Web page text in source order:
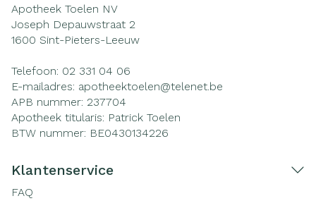
Apotheek Toelen NV
Joseph Depauwstraat 2
1600 Sint-Pieters-Leeuw
Telefoon: 02 331 04 06
E-mailadres: apotheektoelen@telenet.be
APB nummer: 237704
Apotheek titularis: Patrick Toelen
BTW nummer: BE0430134226
Klantenservice
FAQ